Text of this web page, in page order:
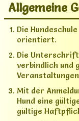
Über mich
Angebote▼
Galerie
Not-Felle
Kontakt
Allgemeine
Die
orientiert.
Die
verbindlich und
Mit der
Hund eine
gültige